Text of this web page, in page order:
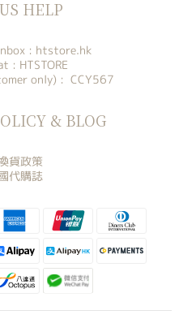
HELP
: htstore.hk
: HTSTORE
only) : CCY567
& BLOG
貨政策
代購誌